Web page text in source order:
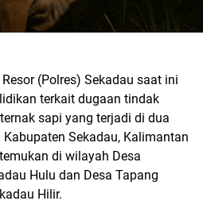
(Polres) Sekadau saat ini
terkait dugaan tindak
sapi yang terjadi di dua
Sekadau, Kalimantan
di wilayah Desa
Hulu dan Desa Tapang
Hilir.